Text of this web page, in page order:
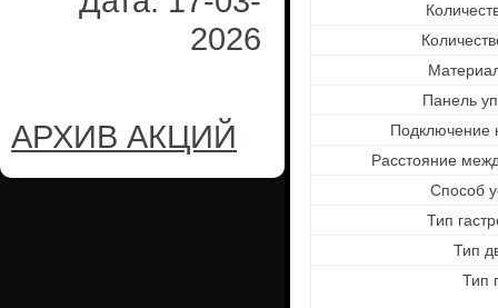
2026
АРХИВ АКЦИЙ
Панель
Подключение
Расстояние
Способ
Тип
Тип
Тип